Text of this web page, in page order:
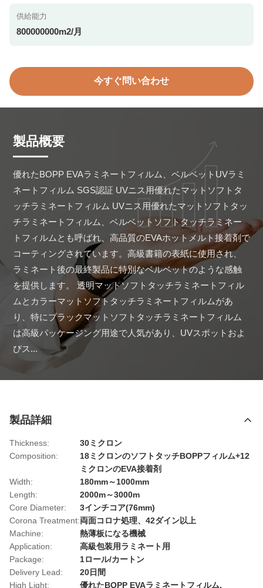
供給能力
800000000m2/月
今すぐ問い合わせ
製品概要
優れたBOPP EVAラミネートフィルム、ベルベットUVラミ
ネートフィルム SGS認証 UVニス用優れたマットソフトタ
ッチラミネートフィルム UVニス用優れたマットソフトタッ
チラミネートフィルム、ベルベットソフトタッチラミネー
トフィルムとも呼ばれ、高品質のEVAホットメルト接着剤で
コーティングされています。高級書籍の表紙に使用され、
ラミネート後の最終製品に特別なベルベットのような感触
を提供します。 透明マットソフトタッチラミネートフィル
ムとカラーマットソフトタッチラミネートフィルムがあ
り、特にブラックマットソフトタッチラミネートフィルム
は高級パッケージング用途で人気があり、UVスポットおよ
びス...
製品詳細
Thickness:
30ミクロン
Composition:
18ミクロンのソフトタッチBOPPフィルム+12
ミクロンのEVA接着剤
Width:
180mm～1000mm
Length:
2000m～3000m
Core Diameter:
3インチコア(76mm)
Corona Treatment:両面コロナ処理、42ダイン以上
Machine:
熱薄板になる機械
Application:
高級包装用ラミネート用
Package:
1ロール/カートン
Delivery Lead:
20日間
High Light:
優れたBOPP EVAラミネートフィルム,